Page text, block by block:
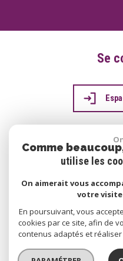
Se
© 2026 | Tous droits
Plan du site
Mentions légales
Comme
utilise les
On aimerait vous
votre
En poursuivant, vous
cookies par ce site, afin de
contenus adaptés et